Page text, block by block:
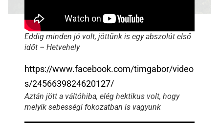
Eddig minden jó volt, jöttünk is egy abszolút első
időt – Hetvehely
https://www.facebook.com/timgabor/video
s/2456639824620127/
Aztán jött a váltóhiba, elég hektikus volt, hogy
melyik sebességi fokozatban is vagyunk